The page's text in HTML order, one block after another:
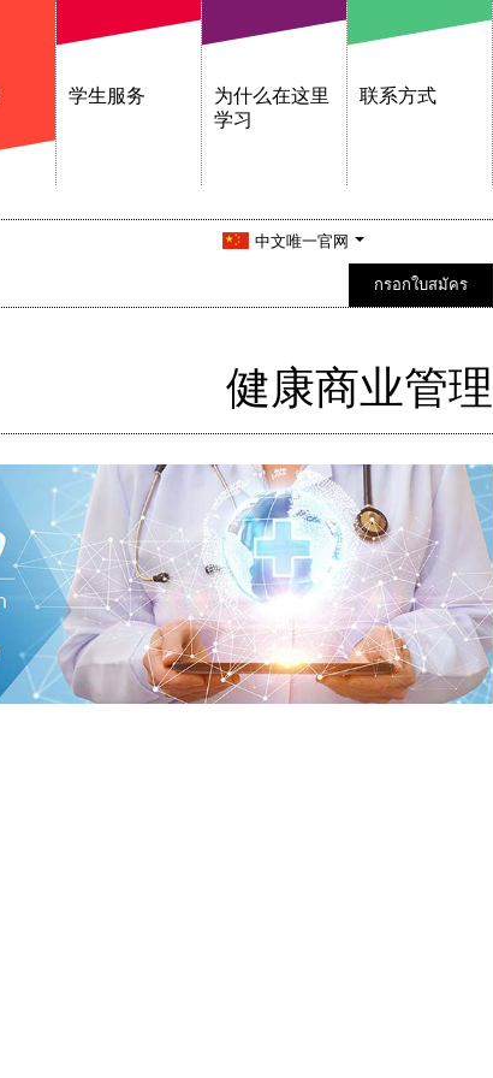
学生服务
为什么在这里
学习
联系方式
中文唯一官网
กรอกใบสมัคร
健康商业管理